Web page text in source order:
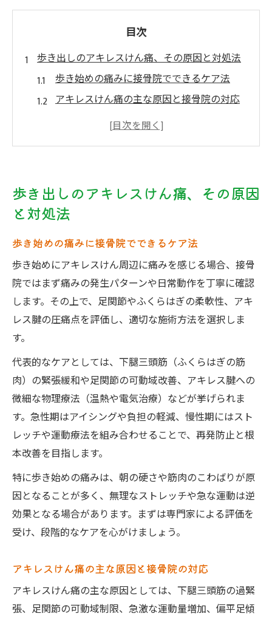
目次
歩き出しのアキレスけん痛、その原因と対処法
歩き始めの痛みに接骨院でできるケア法
アキレスけん痛の主な原因と接骨院の対応
接骨院が解説する歩行時のアキレス腱スト
ン
接骨院で行うアキレス腱痛の根本改善アプロー
チ
接骨院で根本改善を目指すアキレスけん治
療法
アキレス腱痛の原因を接骨院で徹底分析
ふくらはぎや足底に注目した接骨院の施術
足関節の硬さ改善を接骨院で叶えるポイン
ト
接骨院の専門的視点で見る負担リスクの回
避
朝の硬さや運動後の痛みに効くセルフケアのす
すめ
接骨院推奨のアキレスけんセルフケア法ま
とめ
朝起きた時の硬さを和らげる接骨院的対策
運動後の痛みを抑えるセルフケアと接骨院
アキレス腱炎を放置しないための接骨院ア
ドバイス
接骨院が指導するセルフマッサージと注意
歩き出しのアキレスけん痛、その原因
と対処法
歩き始めの痛みに接骨院でできるケア法
歩き始めにアキレスけん周辺に痛みを感じる場合、接骨
院ではまず痛みの発生パターンや日常動作を丁寧に確認
します。その上で、足関節やふくらはぎの柔軟性、アキ
レス腱の圧痛点を評価し、適切な施術方法を選択しま
す。
代表的なケアとしては、下腿三頭筋（ふくらはぎの筋
肉）の緊張緩和や足関節の可動域改善、アキレス腱への
微細な物理療法（温熱や電気治療）などが挙げられま
す。急性期はアイシングや負担の軽減、慢性期にはスト
レッチや運動療法を組み合わせることで、再発防止と根
本改善を目指します。
特に歩き始めの痛みは、朝の硬さや筋肉のこわばりが原
因となることが多く、無理なストレッチや急な運動は逆
効果となる場合があります。まずは専門家による評価を
受け、段階的なケアを心がけましょう。
アキレスけん痛の主な原因と接骨院の対応
アキレスけん痛の主な原因としては、下腿三頭筋の過緊
張、足関節の可動域制限、急激な運動量増加、偏平足傾